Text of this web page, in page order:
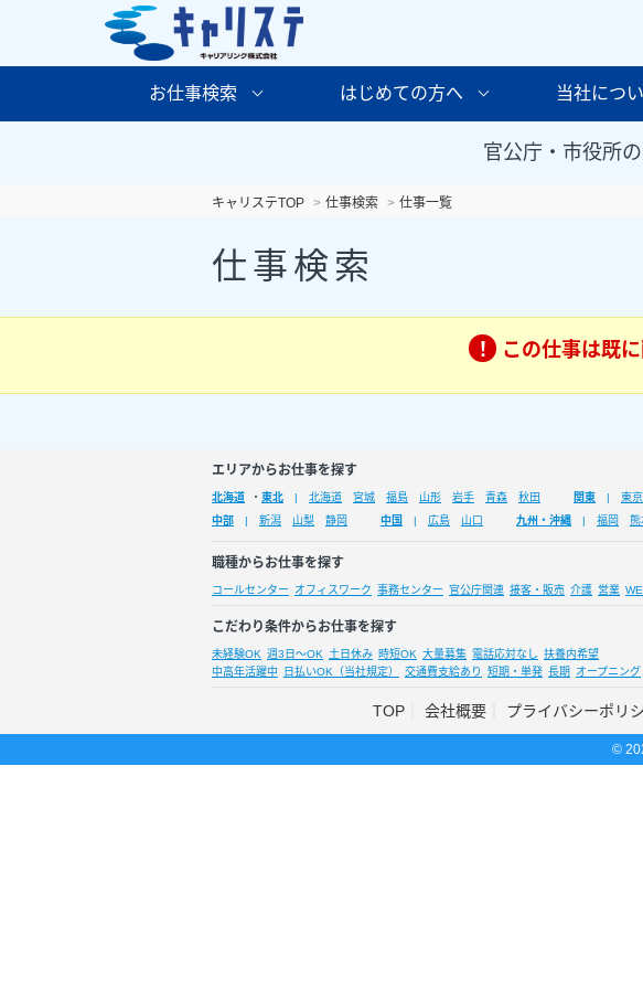
お仕事検索 はじめての方へ 当社につ
官公庁・市役所
キャリステTOP 仕事検索 仕事一覧
仕事検索
この仕事は既
エリアからお仕事を探す
北海道 ・ 東北 北海道 宮城 福島 山形 岩手 青森 秋田 関東 東京
中部
新潟 山梨 静岡 中国 広島 山口 九州・沖縄 福岡 熊
職種からお仕事を探す
コールセンター オフィスワーク 事務センター 官公庁関連 接客・販売 介護 営業
こだわり条件からお仕事を探す
未経験OK 週3日～OK 土日休み 時短OK 大量募集 電話応対なし 扶養内希望
中高年活躍中
日払いOK（当社規定） 交通費支給あり 短期・単発 長期 オープニング
TOP 会社概要 プライバシーポリ
©